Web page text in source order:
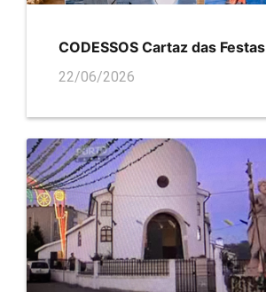
CODESSOS Cartaz das Festas
22/06/2026